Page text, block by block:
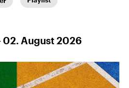
USA
02. August 2026